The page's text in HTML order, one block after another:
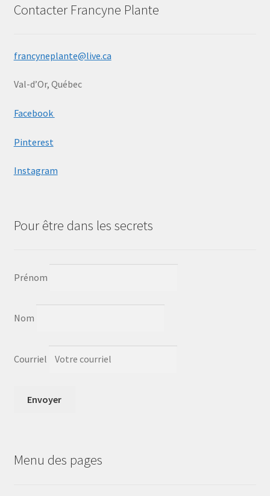
Contacter Francyne Plante
francyneplante@live.ca
Val-d’Or, Québec
Facebook
Pinterest
Instagram
Pour être dans les secrets
Prénom
Nom
Courriel
Menu des pages